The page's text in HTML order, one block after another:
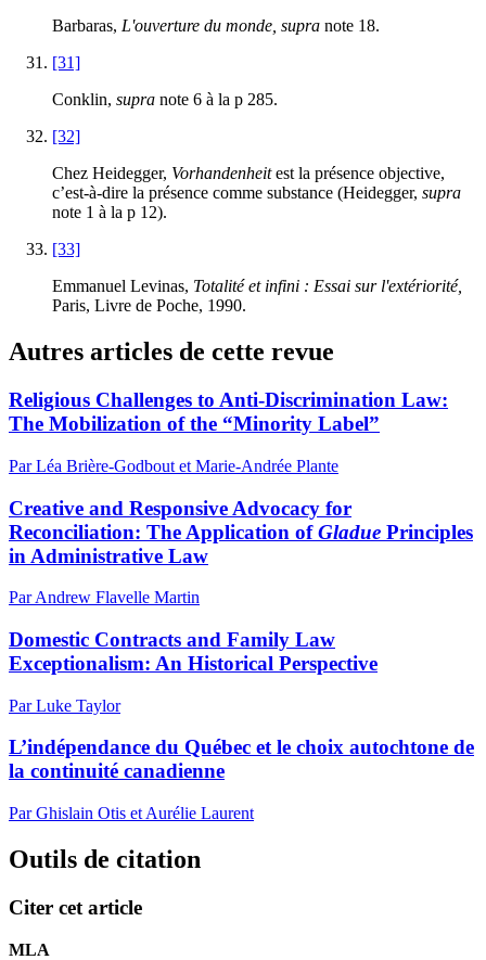
Barbaras, L'ouverture du monde, supra note 18.
[31]
Conklin, supra note 6 à la p 285.
[32]
Chez Heidegger, Vorhandenheitest la présence objective,
c’est-à-dire la présence comme substance (Heidegger, supra
note 1 à la p 12).
[33]
Emmanuel Levinas, Totalité et infini : Essai sur l'extériorité,
Paris, Livre de Poche, 1990.
Autres articles de cette revue
Religious Challenges to Anti-Discrimination Law:
The Mobilization of the “Minority Label”
Par Léa Brière-Godbout et Marie-Andrée Plante
Creative and Responsive Advocacy for
Reconciliation: The Application ofGladue Principles
in Administrative Law
Par Andrew Flavelle Martin
Domestic Contracts and Family Law
Exceptionalism: An Historical Perspective
Par Luke Taylor
L’indépendance du Québec et le choix autochtone de
la continuité canadienne
Par Ghislain Otis et Aurélie Laurent
Outils de citation
Citer cet article
MLA